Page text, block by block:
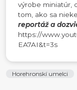
výrobe miniatúr,
tom, ako sa
reportáž a
https://
EA7AI&t=3s
Horehronskí umelci